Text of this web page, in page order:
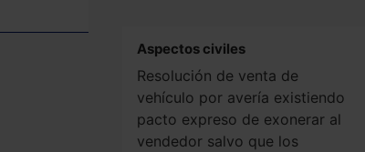
Aspectos civiles
Resolución de venta de
vehículo por avería existiendo
pacto expreso de exonerar al
vendedor salvo que los